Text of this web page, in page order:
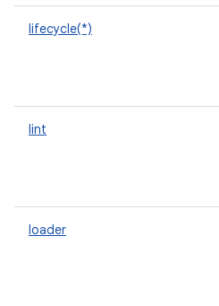
lifecycle(*)
lint
loader